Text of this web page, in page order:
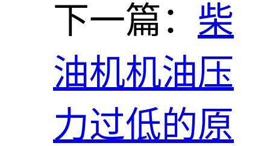
下一篇： 柴
油机机油压
力过低的原